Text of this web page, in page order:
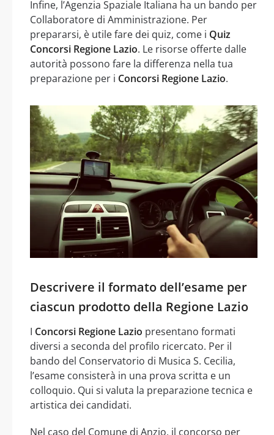
Infine, l’Agenzia Spaziale Italiana ha un bando per
Collaboratore di Amministrazione. Per
prepararsi, è utile fare dei quiz, come i Quiz
Concorsi Regione Lazio. Le risorse offerte dalle
autorità possono fare la differenza nella tua
preparazione per i Concorsi Regione Lazio.
Descrivere il formato dell’esame per
ciascun prodotto della Regione Lazio
I Concorsi Regione Lazio presentano formati
diversi a seconda del profilo ricercato. Per il
bando del Conservatorio di Musica S. Cecilia,
l’esame consisterà in una prova scritta e un
colloquio. Qui si valuta la preparazione tecnica e
artistica dei candidati.
Nel caso del Comune di Anzio, il concorso per